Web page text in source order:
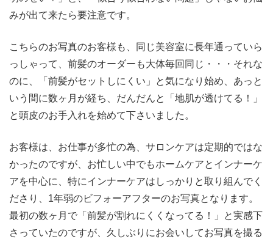
みが出て来たら要注意です。
こちらのお写真のお客様も、同じ美容室に長年通っていら
っしゃって、前髪のオーダーも大体毎回同じ・・・それな
のに、「前髪がセットしにくい」と気になり始め、あっと
いう間に数ヶ月が経ち、だんだんと「地肌が透けてる！」
と頭皮のお手入れを始めて下さいました。
お客様は、お仕事が多忙の為、サロンケアは定期的ではな
かったのですが、お忙しい中でもホームケアとインナーケ
アを中心に、特にインナーケアはしっかりと取り組んでく
ださり、1年弱のビフォーアフターのお写真となります。
最初の数ヶ月で「前髪が割れにくくなってる！」と実感下
さっていたのですが、久しぶりにお会いしてお写真を撮る